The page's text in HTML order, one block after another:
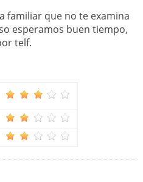
familiar que no te examina
esperamos buen tiempo,
telf.